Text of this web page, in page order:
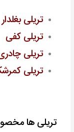
تریلیبغلدار
تریلی کفی
تریلی
تریلی
تریلی ها